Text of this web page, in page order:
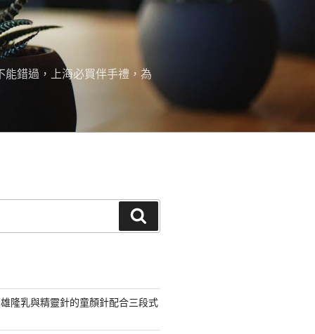
錯過，上海必買伴手禮，為
尋
隆乳與精靈針的童顏針配合三段式